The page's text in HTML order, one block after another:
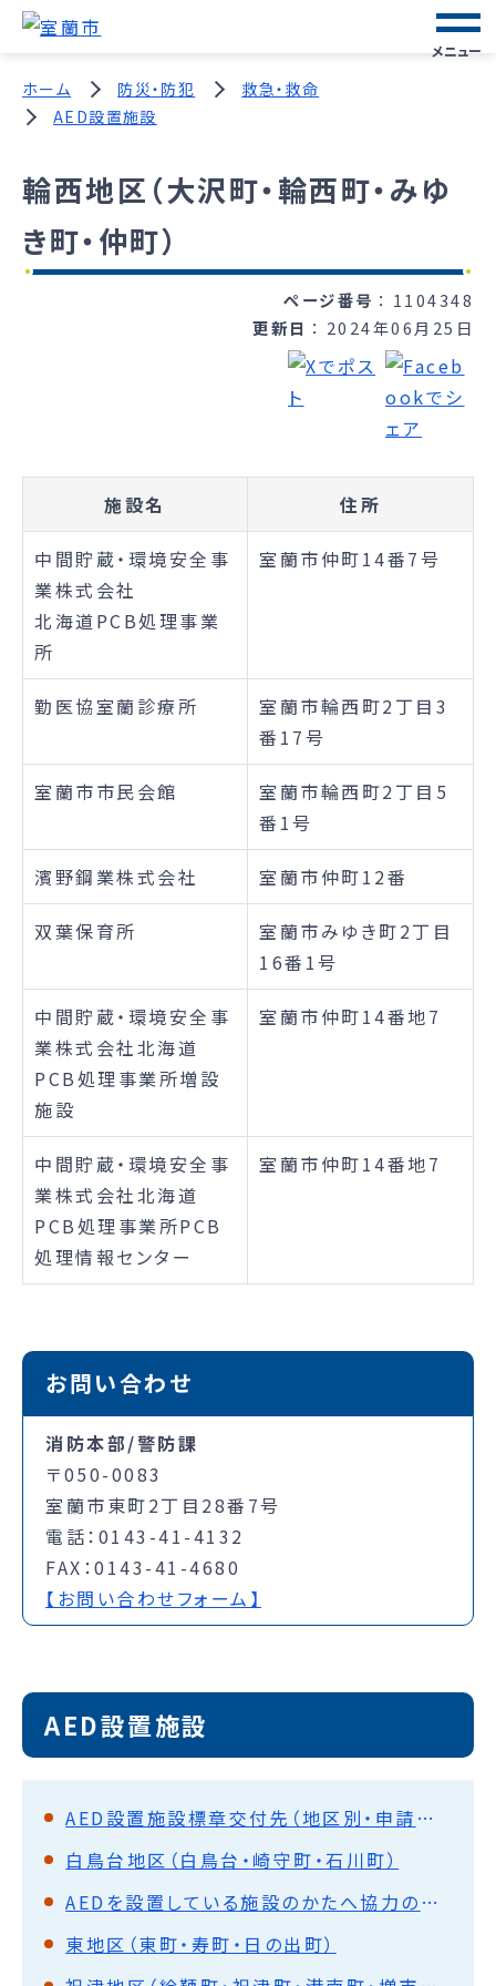
メニュー
ホーム 防災・防犯
救急・救命
AED設置施設
輪西地区（大沢町・輪西町・みゆ
き町・仲町）
ページ番号
1104348
更新日
2024年06月25日
施設名 住所
中間貯蔵・環境安全事
業株式会社
北海道PCB処理事業
所
室蘭市仲町14番7号
勤医協室蘭診療所
室蘭市輪西町2丁目3
番17号
室蘭市市民会館
室蘭市輪西町2丁目5
番1号
濱野鋼業株式会社 室蘭市仲町12番
双葉保育所
室蘭市みゆき町2丁目
16番1号
中間貯蔵・環境安全事
業株式会社北海道
PCB処理事業所増設
施設
室蘭市仲町14番地7
中間貯蔵・環境安全事
業株式会社北海道
PCB処理事業所PCB
処理情報センター
室蘭市仲町14番地7
お問い合わせ
消防本部/警防課
〒050-0083
室蘭市東町2丁目28番7号
電話：0143-41-4132
FAX：0143-41-4680
【お問い合わせフォーム】
AED設置施設
AED設置施設標章交付先（地区別・申請受付順）
白鳥台地区（白鳥台・崎守町・石川町）
AEDを設置している施設のかたへ協力のお願い室蘭市AED設置施設標章掲示について
東地区（東町・寿町・日の出町）